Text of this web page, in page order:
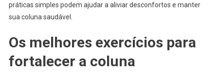
práticas simples podem ajudar a aliviar desconfortos e manter
sua coluna saudável.
Os melhores exercícios para
fortalecer a coluna